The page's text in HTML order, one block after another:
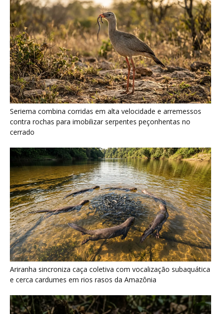
Ariranha sincroniza caça coletiva com vocalização subaquática
e cerca cardumes em rios rasos da Amazônia
Surucucu detecta calor pela fosseta loreal e prepara ataque de
emboscada no escuro da floresta